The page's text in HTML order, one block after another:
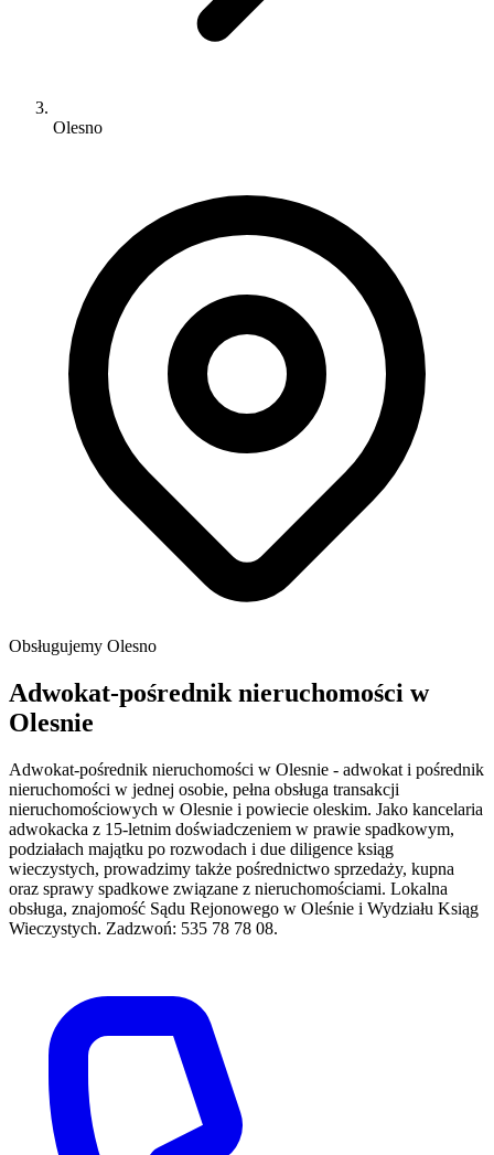
Olesno
Obsługujemy Olesno
Adwokat-pośrednik nieruchomości w
Olesnie
Adwokat-pośrednik nieruchomości w Olesnie - adwokat i pośrednik
nieruchomości w jednej osobie, pełna obsługa transakcji
nieruchomościowych w Olesnie i powiecie oleskim. Jako kancelaria
adwokacka z 15-letnim doświadczeniem w prawie spadkowym,
podziałach majątku po rozwodach i due diligence ksiąg
wieczystych, prowadzimy także pośrednictwo sprzedaży, kupna
oraz sprawy spadkowe związane z nieruchomościami. Lokalna
obsługa, znajomość Sądu Rejonowego w Oleśnie i Wydziału Ksiąg
Wieczystych. Zadzwoń: 535 78 78 08.